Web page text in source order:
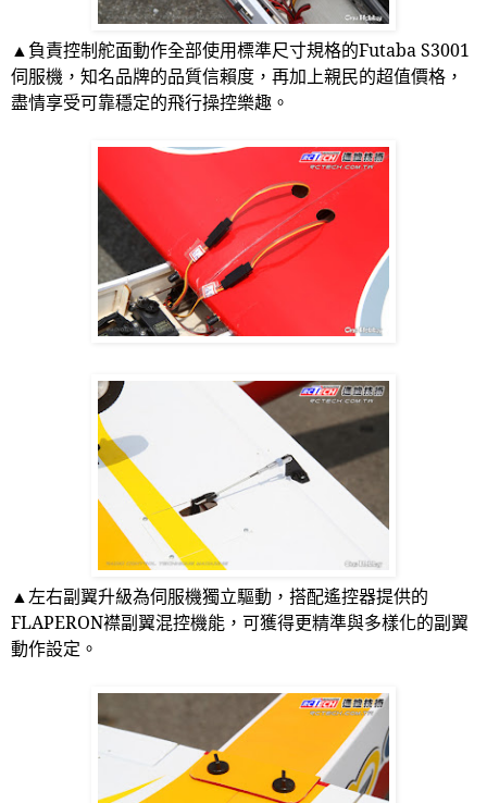
▲負責控制舵面動作全部使用標準尺寸規格的Futaba S3001
伺服機，知名品牌的品質信賴度，再加上親民的超值價格，
盡情享受可靠穩定的飛行操控樂趣。
▲左右副翼升級為伺服機獨立驅動，搭配遙控器提供的
FLAPERON襟副翼混控機能，可獲得更精準與多樣化的副翼
動作設定。